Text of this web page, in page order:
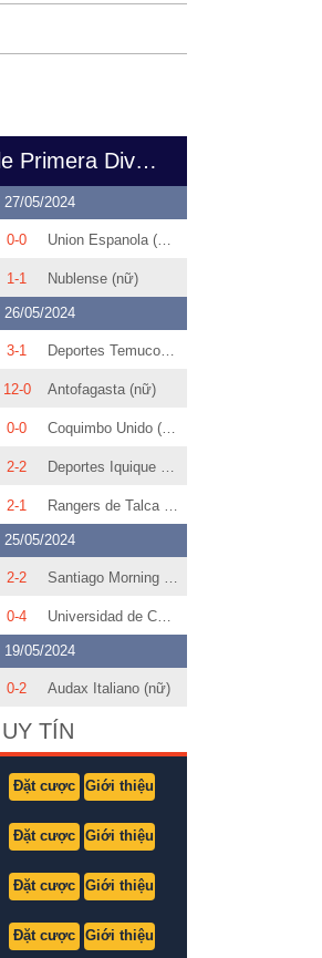
Kết quả Chile Primera Division Women
27/05/2024
0-0 Union Espanola (nữ)
1-1 Nublense (nữ)
26/05/2024
3-1 Deportes Temuco (nữ)
12-0 Antofagasta (nữ)
0-0 Coquimbo Unido (nữ)
2-2 Deportes Iquique (nữ)
2-1 Rangers de Talca (nữ)
25/05/2024
2-2 Santiago Morning (nữ)
0-4 Universidad de Chile (nữ)
19/05/2024
0-2 Audax Italiano (nữ)
TÍN
Đặt cược Giới thiệu
Đặt cược Giới thiệu
Đặt cược Giới thiệu
Đặt cược Giới thiệu